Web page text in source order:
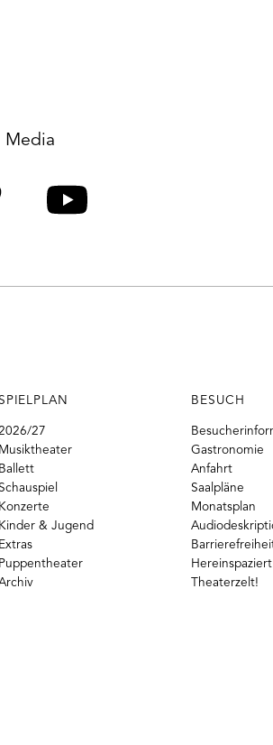
Media
SPIELPLAN
27
Musiktheater
Ballett
Schauspiel
Konzerte
Kinder & Jugend
Extras
Puppentheater
BESUCH
Gastronomie
Anfahrt
Saalpläne
Monatsplan
Theaterzelt!